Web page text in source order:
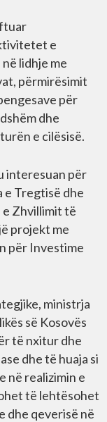
e
lidhje me
përmirësimit
për
dhe
e cilësisë.
interesuan për
Tregtisë dhe
Zhvillimit të
projekt me
për Investime
ministrja
së Kosovës
të nxitur dhe
dhe të huaja si
në realizimin e
të lehtësohet
dhe qeverisë në